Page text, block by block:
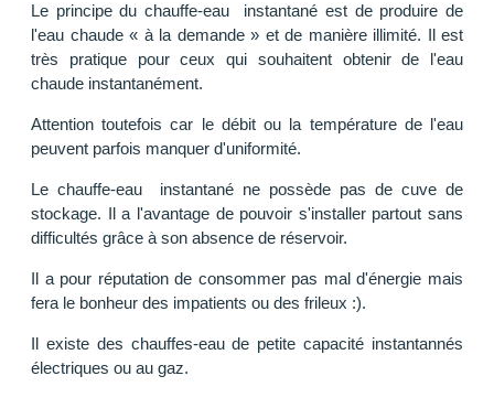
Le principe du chauffe-eau instantané est de produire de
l'eau chaude « à la demande » et de manière illimité. Il est
très pratique pour ceux qui souhaitent obtenir de l'eau
chaude instantanément.
Attention toutefois car le débit ou la température de l'eau
peuvent parfois manquer d'uniformité.
Le chauffe-eau instantané ne possède pas de cuve de
stockage. Il a l'avantage de pouvoir s'installer partout sans
difficultés grâce à son absence de réservoir.
Il a pour réputation de consommer pas mal d'énergie mais
fera le bonheur des impatients ou des frileux :).
Il existe des chauffes-eau de petite capacité instantannés
électriques ou au gaz.